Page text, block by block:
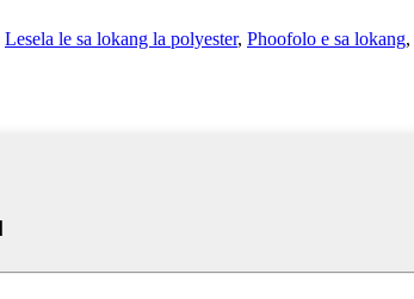
Lesela le sa lokang la polyester, Phoofolo e sa lokang,